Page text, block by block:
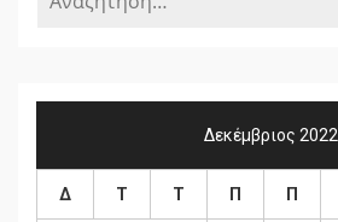
Δεκέμβριος 2022
Δ Τ Τ Π Π